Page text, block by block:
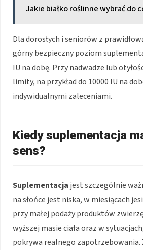
Jakie białko roślinne wybrać do
Dla dorosłych i seniorów z
górny bezpieczny poziom
IU na dobę. Przy nadwadze lub
limity, na przykład do 10000 IU na
indywidualnymi zaleceniami.
Kiedy suplementacja
sens?
Suplementacja jest szczególnie
na słońce jest niska, w miesiącach
przy małej podaży produktów
wyższej masie ciała oraz w
pokrywa realnego zapotrzebowania.